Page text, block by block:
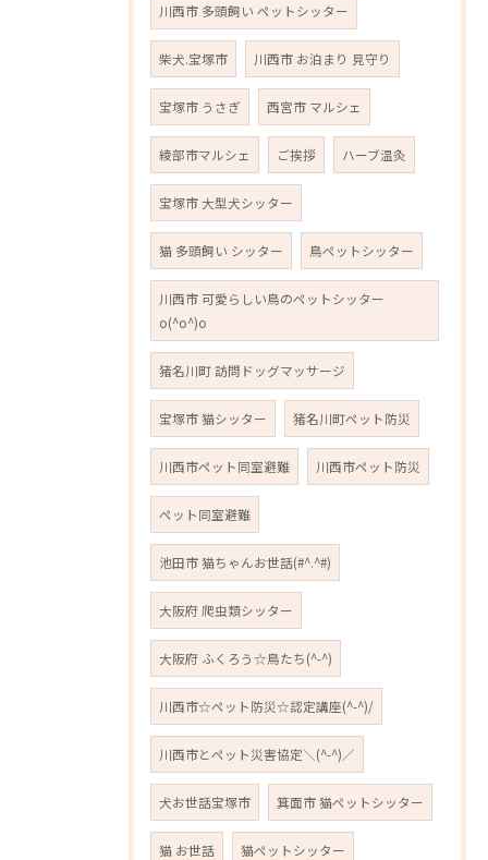
川西市 多頭飼い ペットシッター
柴犬.宝塚市 川西市 お泊まり 見守り
宝塚市 うさぎ 西宮市 マルシェ
綾部市マルシェ ご挨拶 ハーブ温灸
宝塚市 大型犬シッター
猫 多頭飼い シッター 鳥ペットシッター
川西市 可愛らしい鳥のペットシッター
o(^o^)o
猪名川町 訪問ドッグマッサージ
宝塚市 猫シッター 猪名川町ペット防災
川西市ペット同室避難 川西市ペット防災
ペット同室避難
池田市 猫ちゃんお世話(#^.^#)
大阪府 爬虫類シッター
大阪府 ふくろう☆鳥たち(^-^)
川西市☆ペット防災☆認定講座(^-^)/
川西市とペット災害協定＼(^-^)／
犬お世話宝塚市 箕面市 猫ペットシッター
猫 お世話 猫ペットシッター